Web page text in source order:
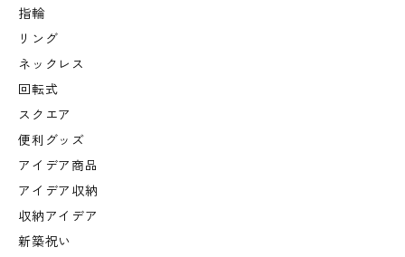
指輪
リング
ネックレス
回転式
スクエア
便利グッズ
アイデア商品
アイデア収納
収納アイデア
新築祝い